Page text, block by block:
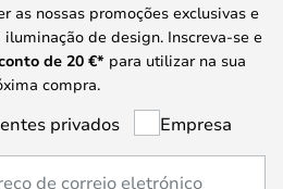
as nossas promoções exclusivas e
de design. Inscreva-se e
de 20 €* para utilizar na sua
compra.
privados Empresa